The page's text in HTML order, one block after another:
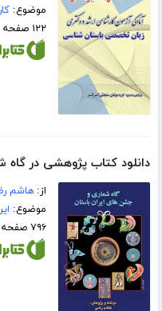
موضوع:
۱۲۲ صفحه
دانلود کتاب پژوهشی در
از:هاشم
موضوع:
۷۹۶ صفحه